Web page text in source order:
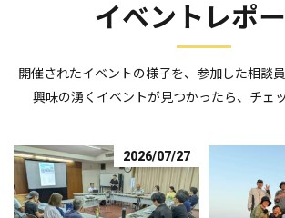
イベントレポ
開催されたイベントの様子を、参加した相談
興味の湧くイベントが見つかったら、チェ
2026/07/27